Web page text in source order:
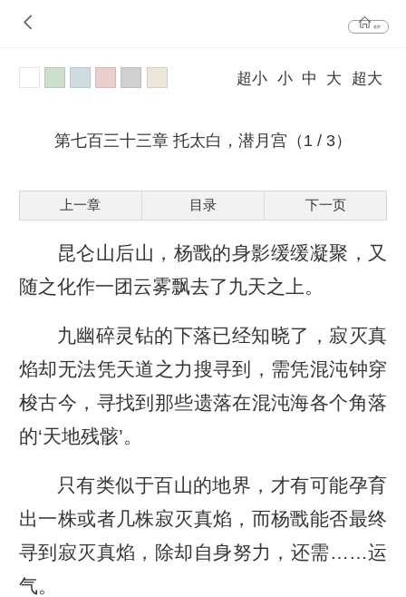
首页
超小 小 中 大 超大
第七百三十三章 托太白，潜月宫（1 / 3）
上一章 目录 下一页
昆仑山后山，杨戬的身影缓缓凝聚，又
随之化作一团云雾飘去了九天之上。
九幽碎灵钻的下落已经知晓了，寂灭真
焰却无法凭天道之力搜寻到，需凭混沌钟穿
梭古今，寻找到那些遗落在混沌海各个角落
的‘天地残骸’。
只有类似于百山的地界，才有可能孕育
出一株或者几株寂灭真焰，而杨戬能否最终
寻到寂灭真焰，除却自身努力，还需……运
气。